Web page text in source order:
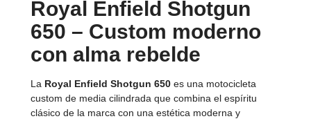
Royal Enfield Shotgun
650 – Custom moderno
con alma rebelde
La Royal Enfield Shotgun 650 es una motocicleta
custom de media cilindrada que combina el espíritu
clásico de la marca con una estética moderna y